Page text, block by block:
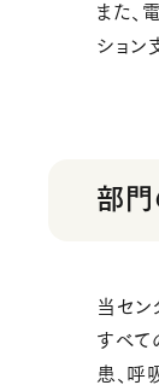
また、
ション
部門
当セン
すべて
患、呼